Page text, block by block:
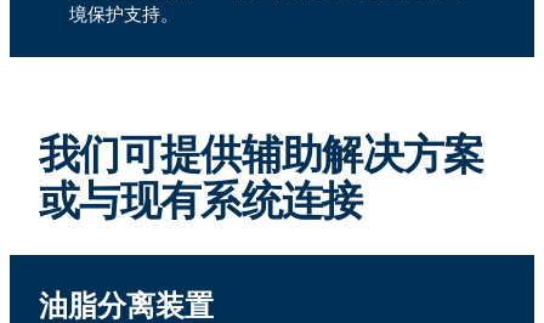
境保护支持。
我们可提供辅助解决方案
或与现有系统连接
油脂分离装置